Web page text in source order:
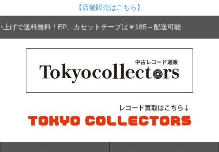
【店舗販売はこちら】
げで送料無料！EP、カセットテープは￥185～配送可能